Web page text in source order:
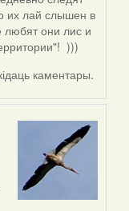
их лай слышен в
они лис и
)))
каментары.